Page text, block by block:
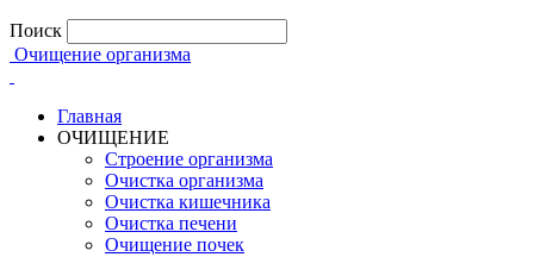
Поиск
Очищение организма
Главная
ОЧИЩЕНИЕ
Строение организма
Очистка организма
Очистка кишечника
Очистка печени
Очищение почек